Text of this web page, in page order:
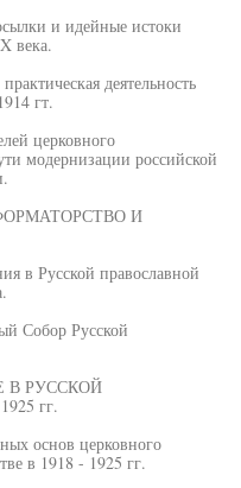
и идейные истоки
века.
деятельность
гт.
церковного
модернизации российской
И
в Русской православной
Собор Русской
В РУССКОЙ
гг.
основ церковного
в 1918 - 1925 гг.